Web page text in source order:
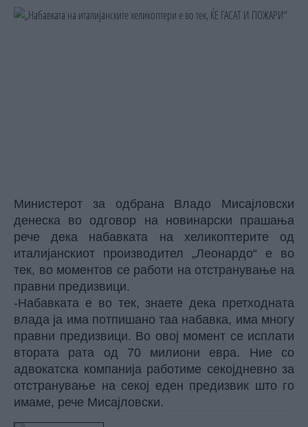
Министерот за одбрана Владо Мисајловски
денеска во одговор на новинарски прашања
рече дека набавката на хеликоптерите од
италијанскиот производител „Леонардо“ е во
тек, во моментов се работи на отстранување на
правни предизвици.
-Набавката е во тек, знаете дека претходната
влада ја има потпишано таа набавка, има многу
правни предизвици. Во овој момент се исплати
втората рата од 70 милиони евра. Ние со
адвокатска компанија работиме секојдневно за
отстранување на секој еден предизвик што го
имаме, рече Мисајловски.